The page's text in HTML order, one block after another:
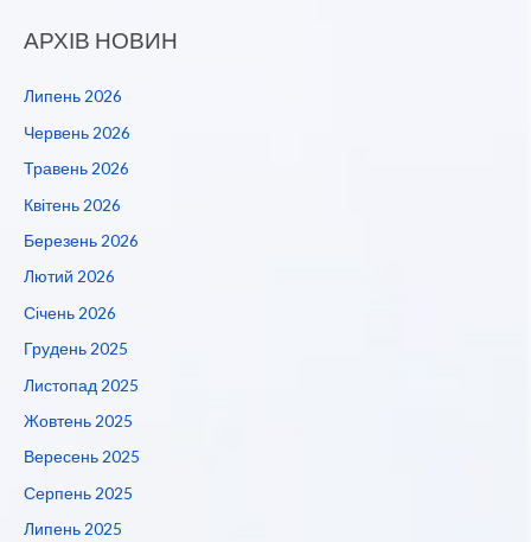
АРХІВ НОВИН
Липень 2026
Червень 2026
Травень 2026
Квітень 2026
Березень 2026
Лютий 2026
Січень 2026
Грудень 2025
Листопад 2025
Жовтень 2025
Вересень 2025
Серпень 2025
Липень 2025